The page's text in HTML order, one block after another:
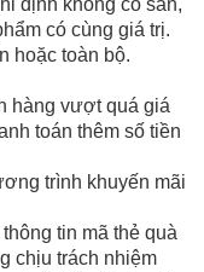
định không có sẵn,
có cùng giá trị.
hoặc toàn bộ.
hàng vượt quá giá
toán thêm số tiền
trình khuyến mãi
tin mã thẻ quà
chịu trách nhiệm